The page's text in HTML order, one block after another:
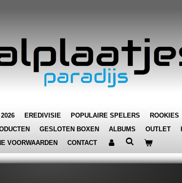
EREDIVISIE POPULAIRE SPELERS ROOKIES
GESLOTEN BOXEN ALBUMS OUTLET
VOORWAARDEN CONTACT